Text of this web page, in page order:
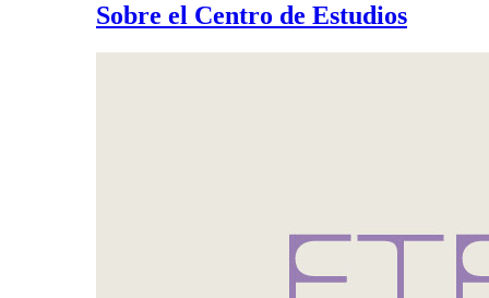
Sobre el Centro de Estudios